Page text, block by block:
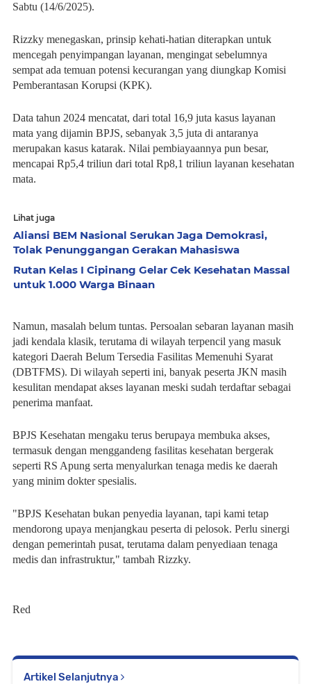
Sabtu (14/6/2025).
Rizzky menegaskan, prinsip kehati-hatian diterapkan untuk
mencegah penyimpangan layanan, mengingat sebelumnya
sempat ada temuan potensi kecurangan yang diungkap Komisi
Pemberantasan Korupsi (KPK).
Data tahun 2024 mencatat, dari total 16,9 juta kasus layanan
mata yang dijamin BPJS, sebanyak 3,5 juta di antaranya
merupakan kasus katarak. Nilai pembiayaannya pun besar,
mencapai Rp5,4 triliun dari total Rp8,1 triliun layanan kesehatan
mata.
Lihat juga
Aliansi BEM Nasional Serukan Jaga Demokrasi,
Tolak Penunggangan Gerakan Mahasiswa
Rutan Kelas I Cipinang Gelar Cek Kesehatan Massal
untuk 1.000 Warga Binaan
Namun, masalah belum tuntas. Persoalan sebaran layanan masih
jadi kendala klasik, terutama di wilayah terpencil yang masuk
kategori Daerah Belum Tersedia Fasilitas Memenuhi Syarat
(DBTFMS). Di wilayah seperti ini, banyak peserta JKN masih
kesulitan mendapat akses layanan meski sudah terdaftar sebagai
penerima manfaat.
BPJS Kesehatan mengaku terus berupaya membuka akses,
termasuk dengan menggandeng fasilitas kesehatan bergerak
seperti RS Apung serta menyalurkan tenaga medis ke daerah
yang minim dokter spesialis.
"BPJS Kesehatan bukan penyedia layanan, tapi kami tetap
mendorong upaya menjangkau peserta di pelosok. Perlu sinergi
dengan pemerintah pusat, terutama dalam penyediaan tenaga
medis dan infrastruktur," tambah Rizzky.
Red
Artikel Selanjutnya